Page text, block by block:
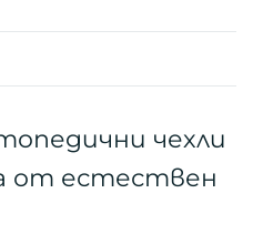
чехли
от естествен